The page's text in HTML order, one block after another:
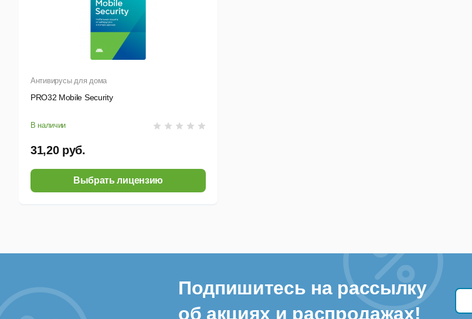
Антивирусы для дома
PRO32 Mobile Security
В наличии
31,20 руб.
Выбрать лицензию
Подпишитесь на рассылку
об акциях и распродажах!